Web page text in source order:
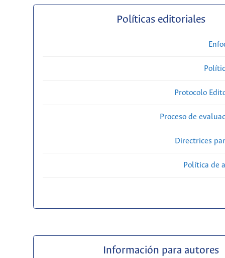
Políticas editoriales
Protocolo
Proceso de
Directrices
Política de
Información para autores